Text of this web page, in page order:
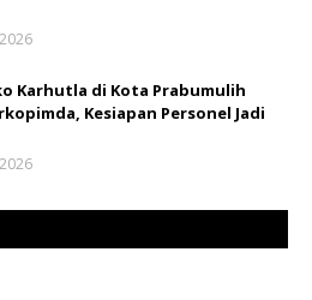
Karhutla di Kota Prabumulih
Kesiapan Personel Jadi